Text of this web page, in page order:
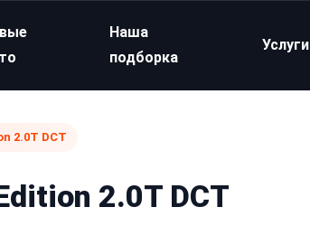
Наша
подборка
Услуги
2.0T DCT
2.0T DCT